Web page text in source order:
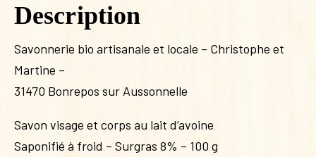
Description
Savonnerie bio artisanale et locale – Christophe et
Martine –
31470 Bonrepos sur Aussonnelle
Savon visage et corps au lait d’avoine
Saponifié à froid – Surgras 8% – 100 g